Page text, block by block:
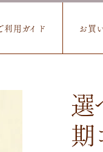
利用ガイド お買
選
期